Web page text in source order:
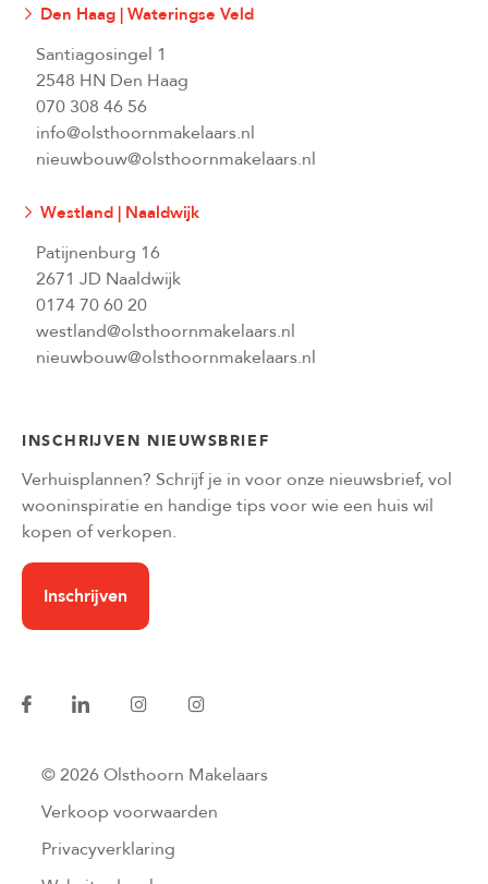
Den Haag | Wateringse Veld
Santiagosingel 1
2548 HN Den Haag
070 308 46 56
info@olsthoornmakelaars.nl
nieuwbouw@olsthoornmakelaars.nl
Westland | Naaldwijk
Patijnenburg 16
2671 JD Naaldwijk
0174 70 60 20
westland@olsthoornmakelaars.nl
nieuwbouw@olsthoornmakelaars.nl
INSCHRIJVEN NIEUWSBRIEF
Verhuisplannen? Schrijf je in voor onze nieuwsbrief, vol
wooninspiratie en handige tips voor wie een huis wil
kopen of verkopen.
Inschrijven
© 2026 Olsthoorn Makelaars
Verkoop voorwaarden
Privacyverklaring